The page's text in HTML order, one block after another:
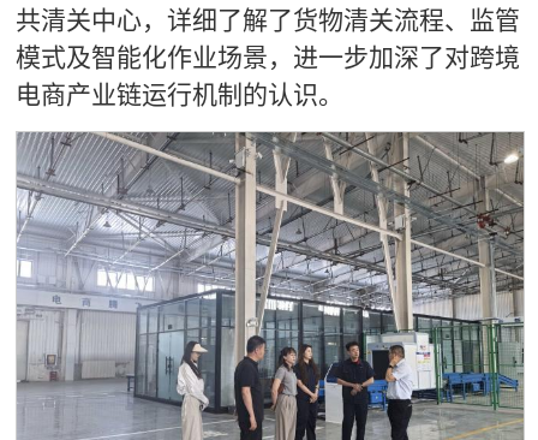
共清关中心，详细了解了货物清关流程、监管
模式及智能化作业场景，进一步加深了对跨境
电商产业链运行机制的认识。